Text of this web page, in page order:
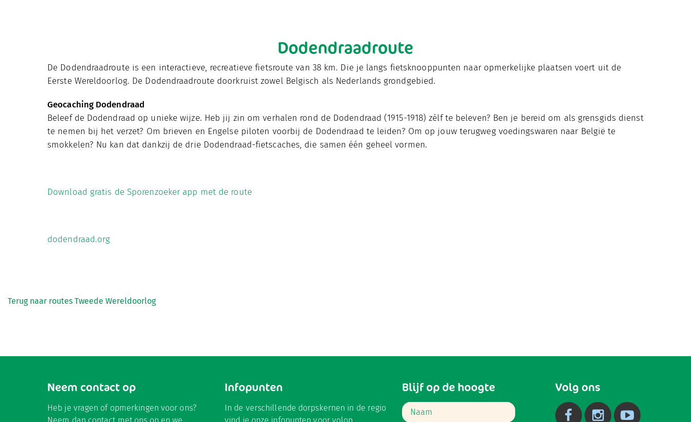
Dodendraadroute
De Dodendraadroute is een interactieve, recreatieve fietsroute van 38 km. Die je langs fietsknooppunten naar opmerkelijke plaatsen voert uit de
Eerste Wereldoorlog. De Dodendraadroute doorkruist zowel Belgisch als Nederlands grondgebied.
Geocaching Dodendraad
Beleef de Dodendraad op unieke wijze. Heb jij zin om verhalen rond de Dodendraad (1915-1918) zélf te beleven? Ben je bereid om als grensgids dienst
te nemen bij het verzet? Om brieven en Engelse piloten voorbij de Dodendraad te leiden? Om op jouw terugweg voedingswaren naar België te
smokkelen? Nu kan dat dankzij de drie Dodendraad-fietscaches, die samen één geheel vormen.
Download gratis de Sporenzoeker app met de route
dodendraad.org
Terug naar routes Tweede Wereldoorlog
Neem contact op
Heb je vragen of opmerkingen voor ons?
Infopunten
In de verschillende dorpskernen in de regio
Blijf op de hoogte Volg ons